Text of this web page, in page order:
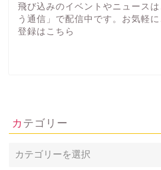
飛び込みのイベントやニュース
う通信」で配信中です。お気軽
登録は こちら
カテゴリー